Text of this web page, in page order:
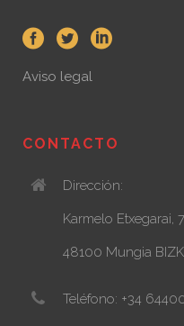
Aviso legal
CONTACTO
Dirección:
Karmelo Etxegarai,
48100 Mungia
Teléfono: +34